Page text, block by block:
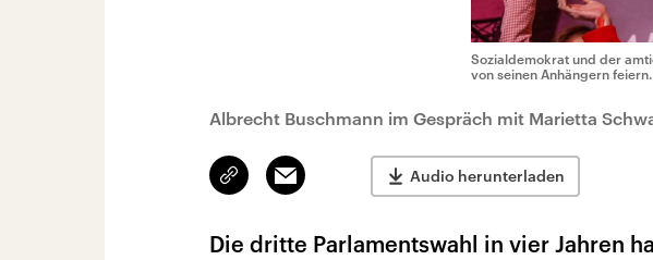
Sozialdemokrat und der
von seinen Anhängern feiern.
Albrecht Buschmann im Gespräch mit Marietta
Link
kopieren/teilen
Email Audio herunterladen
Die dritte Parlamentswahl in vier Jahren